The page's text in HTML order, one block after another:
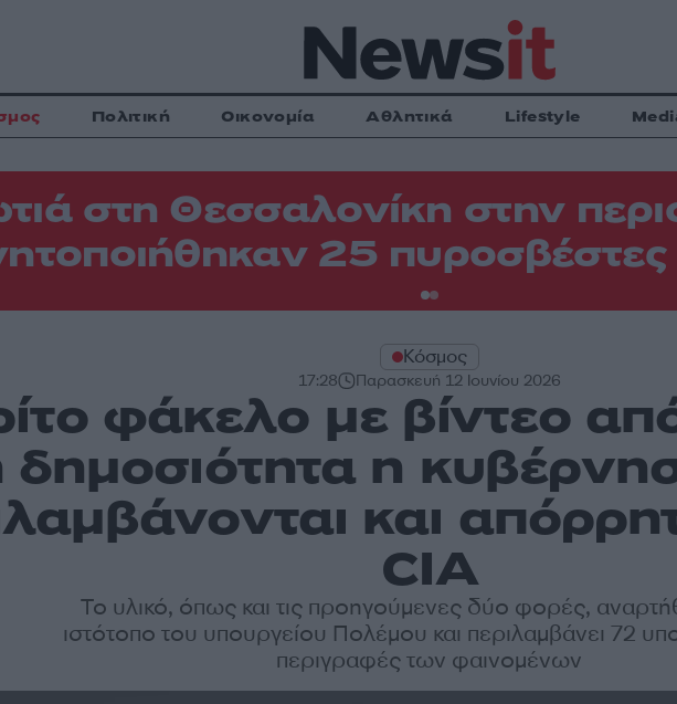
Πολιτική Οικονομία Αθλητικά Lifestyle
στη Θεσσαλονίκη στην
25 πυροσβέστες
Κόσμος
17:28 Παρασκευή 12 Ιουνίου 2026
φάκελο με βίντεο
δημοσιότητα η
και
CIA
Το υλικό, όπως και τις προηγούμενες δύο φορές,
ιστότοπο του υπουργείου Πολέμου και περιλαμβάνει 72
περιγραφές των φαινομένων